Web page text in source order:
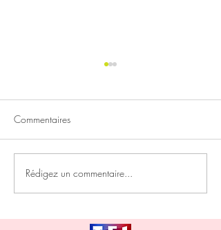
JOURNÉE SANTÉ
MENTALE 2025
Commentaires
Rédigez un commentaire...